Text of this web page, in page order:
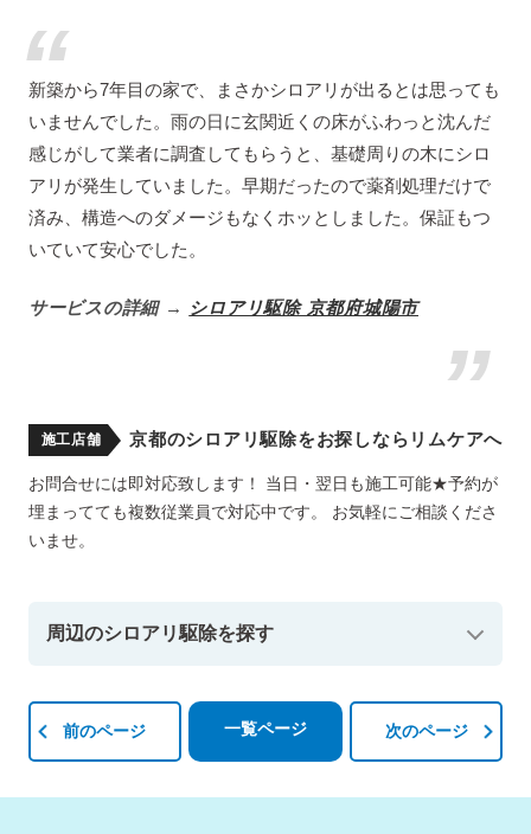
新築から7年目の家で、まさかシロアリが出るとは思っても
いませんでした。雨の日に玄関近くの床がふわっと沈んだ
感じがして業者に調査してもらうと、基礎周りの木にシロ
アリが発生していました。早期だったので薬剤処理だけで
済み、構造へのダメージもなくホッとしました。保証もつ
いていて安心でした。
サービスの詳細 → シロアリ駆除 京都府城陽市
施工店舗 京都のシロアリ駆除をお探しならリムケアへ
お問合せには即対応致します！ 当日・翌日も施工可能★予約が
埋まってても複数従業員で対応中です。 お気軽にご相談くださ
いませ。
周辺のシロアリ駆除を探す
前のページ 一覧ページ 次のページ